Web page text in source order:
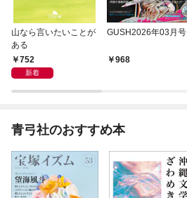
山なら言いたいことが
ある
752
新着
GUSH2026年03月号
968
青弓社のおすすめ本